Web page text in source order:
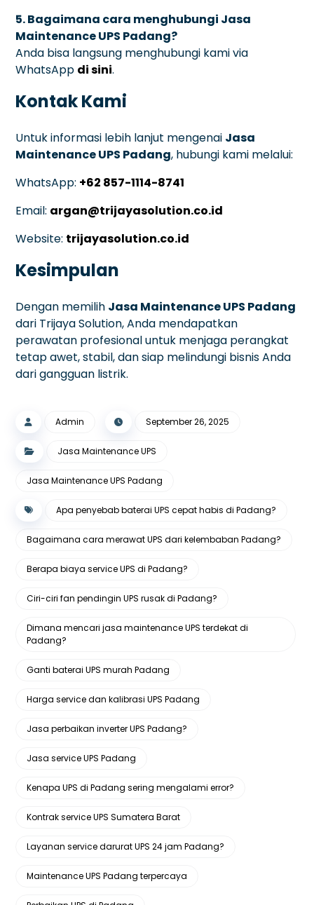
5. Bagaimana cara menghubungi Jasa
Maintenance UPS Padang?
Anda bisa langsung menghubungi kami via
WhatsApp di sini.
Kontak Kami
Untuk informasi lebih lanjut mengenai Jasa
Maintenance UPS Padang, hubungi kami melalui:
WhatsApp: +62 857-1114-8741
Email: argan@trijayasolution.co.id
Website: trijayasolution.co.id
Kesimpulan
Dengan memilih Jasa Maintenance UPS Padang
dari Trijaya Solution, Anda mendapatkan
perawatan profesional untuk menjaga perangkat
tetap awet, stabil, dan siap melindungi bisnis Anda
dari gangguan listrik.
Admin September 26, 2025
Jasa Maintenance UPS
Jasa Maintenance UPS Padang
Apa penyebab baterai UPS cepat habis di Padang?
Bagaimana cara merawat UPS dari kelembaban Padang?
Berapa biaya service UPS di Padang?
Ciri-ciri fan pendingin UPS rusak di Padang?
Dimana mencari jasa maintenance UPS terdekat di
Padang?
Ganti baterai UPS murah Padang
Harga service dan kalibrasi UPS Padang
Jasa perbaikan inverter UPS Padang?
Jasa service UPS Padang
Kenapa UPS di Padang sering mengalami error?
Kontrak service UPS Sumatera Barat
Layanan service darurat UPS 24 jam Padang?
Maintenance UPS Padang terpercaya